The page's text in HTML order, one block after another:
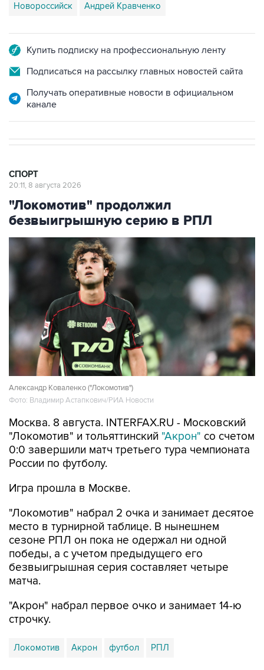
Новороссийск Андрей Кравченко
Купить подписку на профессиональную ленту
Подписаться на рассылку главных новостей сайта
Получать оперативные новости в официальном
канале
СПОРТ
20:11, 8 августа 2026
"Локомотив" продолжил
безвыигрышную серию в РПЛ
Александр Коваленко ("Локомотив")
Фото: Владимир Астапкович/РИА Новости
Москва. 8 августа. INTERFAX.RU - Московский
"Локомотив" и тольяттинский "Акрон" со счетом
0:0 завершили матч третьего тура чемпионата
России по футболу.
Игра прошла в Москве.
"Локомотив" набрал 2 очка и занимает десятое
место в турнирной таблице. В нынешнем
сезоне РПЛ он пока не одержал ни одной
победы, а с учетом предыдущего его
безвыигрышная серия составляет четыре
матча.
"Акрон" набрал первое очко и занимает 14-ю
строчку.
Локомотив Акрон футбол РПЛ